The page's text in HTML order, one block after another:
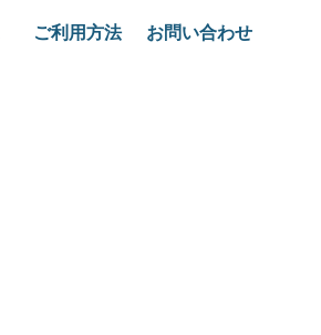
ご利用方法 お問い合わせ